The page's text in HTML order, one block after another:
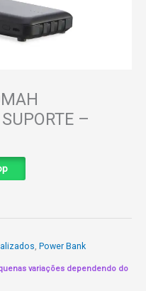
–
, Power Bank
variações dependendo do